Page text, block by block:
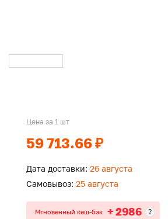
Цена за 1 шт
59 713.66 ₽
Дата доставки: 26 августа
Самовывоз: 25 августа
Мгновенный кеш-бэк + 2986 ?